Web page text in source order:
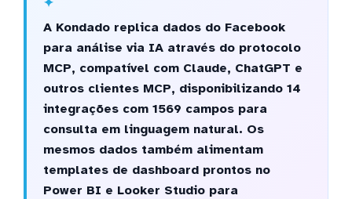
A Kondado replica dados do Facebook
para análise via IA através do protocolo
MCP, compatível com Claude, ChatGPT e
outros clientes MCP, disponibilizando 14
integrações com 1569 campos para
consulta em linguagem natural. Os
mesmos dados também alimentam
templates de dashboard prontos no
Power BI e Looker Studio para